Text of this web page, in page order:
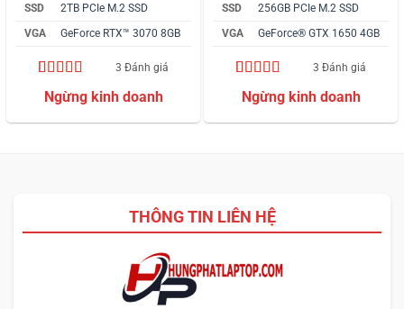
SSD
2TB PCIe M.2 SSD
VGA
GeForce RTX™ 3070 8GB
4.67 trên 5
dựa trên
3
3 Đánh giá
SSD
256GB PCIe M.2 SSD
VGA
GeForce® GTX 1650 4GB
4.67 trên 5
dựa trên
3
3 Đánh giá
THÔNG TIN LIÊN HỆ